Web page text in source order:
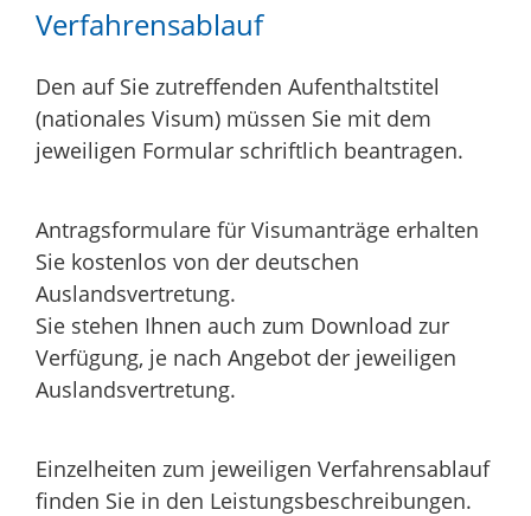
Verfahrensablauf
Den auf Sie zutreffenden Aufenthaltstitel
(nationales Visum) müssen Sie mit dem
jeweiligen Formular schriftlich beantragen.
Antragsformulare für Visumanträge erhalten
Sie kostenlos von der deutschen
Auslandsvertretung.
Sie stehen Ihnen auch zum Download zur
Verfügung, je nach Angebot der jeweiligen
Auslandsvertretung.
Einzelheiten zum jeweiligen Verfahrensablauf
finden Sie in den Leistungsbeschreibungen.